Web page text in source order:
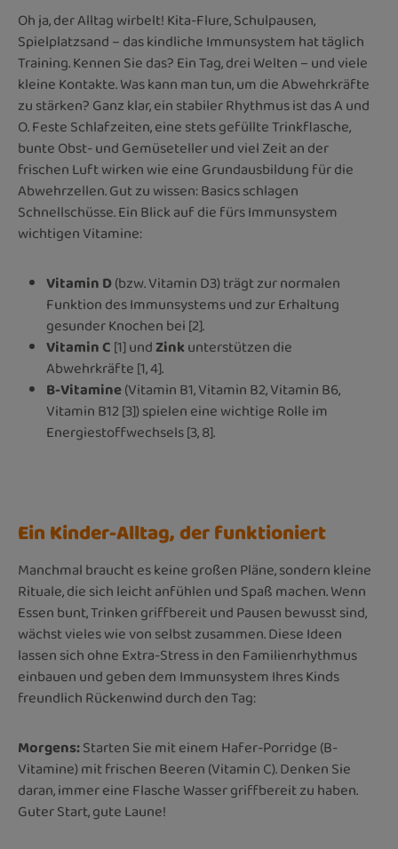
Oh ja, der Alltag wirbelt! Kita-Flure, Schulpausen,
Spielplatzsand – das kindliche Immunsystem hat täglich
Training. Kennen Sie das? Ein Tag, drei Welten – und viele
kleine Kontakte. Was kann man tun, um die Abwehrkräfte
zu stärken? Ganz klar, ein stabiler Rhythmus ist das A und
O. Feste Schlafzeiten, eine stets gefüllte Trinkflasche,
bunte Obst- und Gemüseteller und viel Zeit an der
frischen Luft wirken wie eine Grundausbildung für die
Abwehrzellen. Gut zu wissen: Basics schlagen
Schnellschüsse. Ein Blick auf die fürs Immunsystem
wichtigen Vitamine:
Vitamin D(bzw. Vitamin D3) trägt zur normalen
Funktion des Immunsystems und zur Erhaltung
gesunder Knochen bei [2].
Vitamin C[1] undZinkunterstützen die
Abwehrkräfte [1, 4].
B-Vitamine(Vitamin B1, Vitamin B2, Vitamin B6,
Vitamin B12 [3]) spielen eine wichtige Rolle im
Energiestoffwechsels [3, 8].
Ein Kinder-Alltag, der funktioniert
Manchmal braucht es keine großen Pläne, sondern kleine
Rituale, die sich leicht anfühlen und Spaß machen. Wenn
Essen bunt, Trinken griffbereit und Pausen bewusst sind,
wächst vieles wie von selbst zusammen. Diese Ideen
lassen sich ohne Extra-Stress in den Familienrhythmus
einbauen und geben dem Immunsystem Ihres Kinds
freundlich Rückenwind durch den Tag:
Morgens:Starten Sie mit einem Hafer-Porridge (B-
Vitamine) mit frischen Beeren (Vitamin C). Denken Sie
daran, immer eine Flasche Wasser griffbereit zu haben.
Guter Start, gute Laune!